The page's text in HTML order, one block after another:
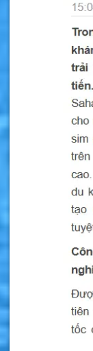
đã đăng ký
tại đây có
mạng Peru
điện thoại là
Sim du
Sim du
không phải
cao để vào
Peru tốt
khuyên dùng.
Nếu bạn
mua sim
không phải